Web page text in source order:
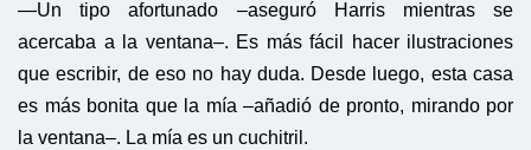
—Un tipo afortunado –aseguró Harris mientras se
acercaba a la ventana–. Es más fácil hacer ilustraciones
que escribir, de eso no hay duda. Desde luego, esta casa
es más bonita que la mía –añadió de pronto, mirando por
la ventana–. La mía es un cuchitril.